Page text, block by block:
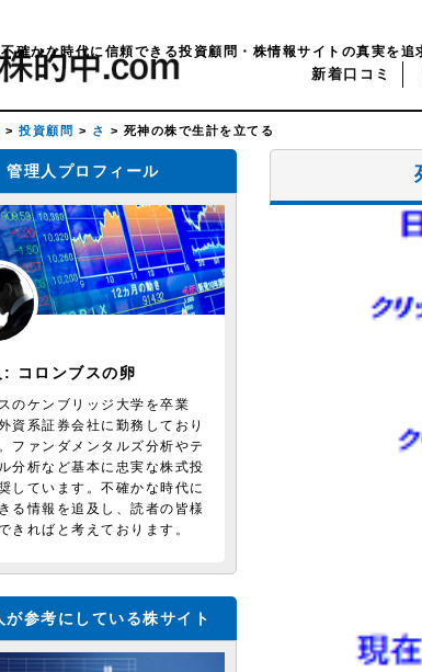
不確かな時代に信頼できる投資顧問・株情報サイトの真実を追
新着口コミ
> 投資顧問 > さ > 死神の株で生計を立てる
管理人プロフィール
: コロンブスの卵
のケンブリッジ大学を卒業
資系証券会社に勤務しており
ファンダメンタルズ分析やテ
分析など基本に忠実な株式投
しています。不確かな時代に
る情報を追及し、読者の皆様
きればと考えております。
が参考にしている株サイト